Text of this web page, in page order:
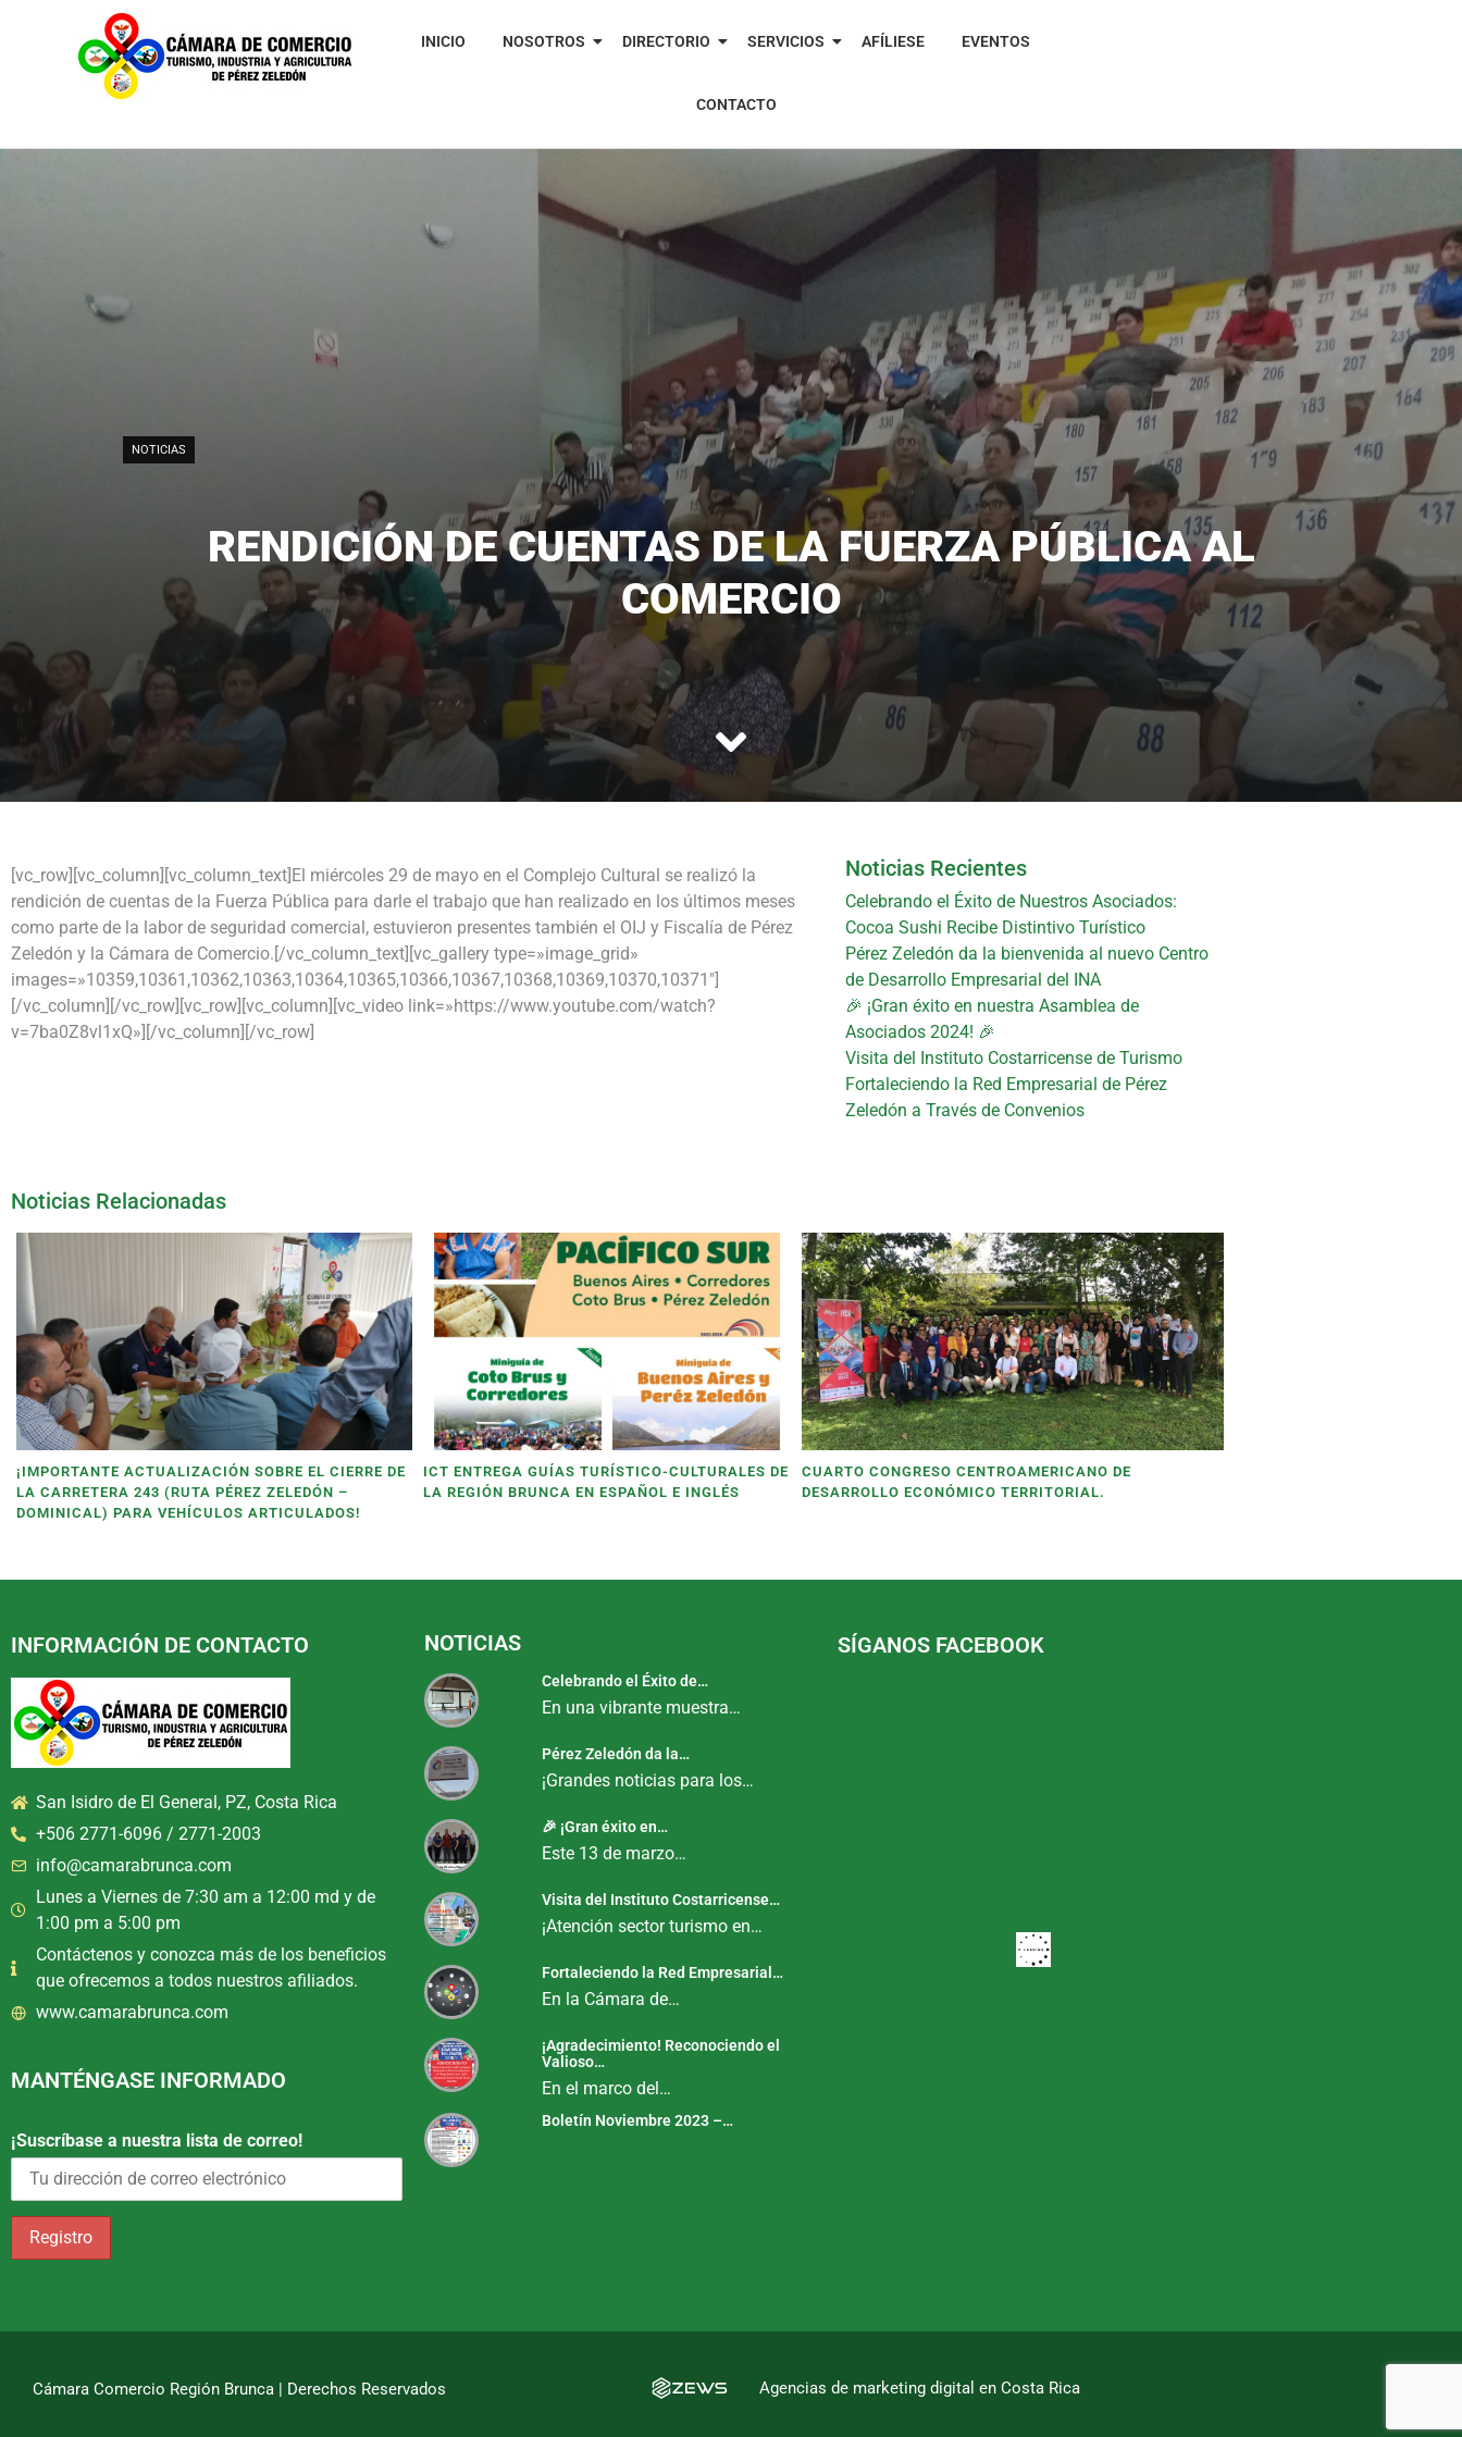
INICIO NOSOTROS DIRECTORIO SERVICIOS AFÍLIESE EVENTOS
CONTACTO
NOTICIAS
RENDICIÓN DE CUENTAS DE LA FUERZA PÚBLICA AL
COMERCIO
[vc_row][vc_column][vc_column_text]El miércoles 29 de mayo en el Complejo Cultural se realizó la
rendición de cuentas de la Fuerza Pública para darle el trabajo que han realizado en los últimos meses
como parte de la labor de seguridad comercial, estuvieron presentes también el OIJ y Fiscalía de Pérez
Zeledón y la Cámara de Comercio.[/vc_column_text][vc_gallery type=»image_grid»
images=»10359,10361,10362,10363,10364,10365,10366,10367,10368,10369,10370,10371″]
[/vc_column][/vc_row][vc_row][vc_column][vc_video link=»https://www.youtube.com/watch?
v=7ba0Z8vl1xQ»][/vc_column][/vc_row]
Noticias Recientes
Celebrando el Éxito de Nuestros Asociados:
Cocoa Sushi Recibe Distintivo Turístico
Pérez Zeledón da la bienvenida al nuevo Centro
de Desarrollo Empresarial del INA
🎉 ¡Gran éxito en nuestra Asamblea de
Asociados 2024! 🎉
Visita del Instituto Costarricense de Turismo
Fortaleciendo la Red Empresarial de Pérez
Zeledón a Través de Convenios
Noticias Relacionadas
¡IMPORTANTE ACTUALIZACIÓN SOBRE EL CIERRE DE
LA CARRETERA 243 (RUTA PÉREZ ZELEDÓN –
DOMINICAL) PARA VEHÍCULOS ARTICULADOS!
ICT ENTREGA GUÍAS TURÍSTICO-CULTURALES DE
LA REGIÓN BRUNCA EN ESPAÑOL E INGLÉS
CUARTO CONGRESO CENTROAMERICANO DE
DESARROLLO ECONÓMICO TERRITORIAL.
INFORMACIÓN DE CONTACTO
San Isidro de El General, PZ, Costa Rica
+506 2771-6096 / 2771-2003
info@camarabrunca.com
Lunes a Viernes de 7:30 am a 12:00 md y de
1:00 pm a 5:00 pm
Contáctenos y conozca más de los beneficios
que ofrecemos a todos nuestros afiliados.
www.camarabrunca.com
MANTÉNGASE INFORMADO
¡Suscríbase a nuestra lista de correo!
NOTICIAS
Celebrando el Éxito de…
En una vibrante muestra…
Pérez Zeledón da la…
¡Grandes noticias para los…
🎉 ¡Gran éxito en…
Este 13 de marzo…
Visita del Instituto Costarricense…
¡Atención sector turismo en…
Fortaleciendo la Red Empresarial…
En la Cámara de…
¡Agradecimiento! Reconociendo el
Valioso…
En el marco del…
Boletín Noviembre 2023 –…
SÍGANOS FACEBOOK
Cámara Comercio Región Brunca | Derechos Reservados Agencias de marketing digital en Costa Rica